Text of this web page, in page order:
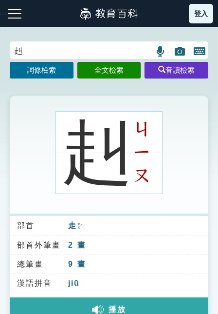
到
主
:::
注音索引圖示 筆畫索引圖示 部首索引表圖示
索引選單
知識索引
單字索引
生命大百科索引
登入
:::
語
言
搜
示
圖
片
搜
開
鍵
圖
詞條檢索 全文檢索 音讀檢索
赳 ㄐ
ㄧ
ㄡ
部首 走 ㄗㄡˇ
部首外筆畫 2 畫
總筆畫 9 畫
漢語拼音 jiū
播放